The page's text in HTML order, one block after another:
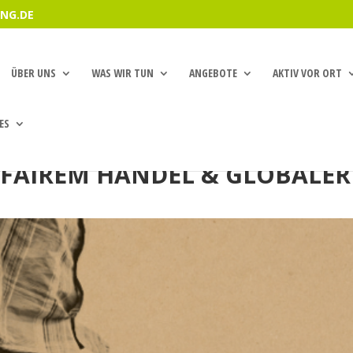
ÜBER UNS WAS WIR TUN ANGEBOTE AKTIV VOR ORT
HANDEL & GLOBALER